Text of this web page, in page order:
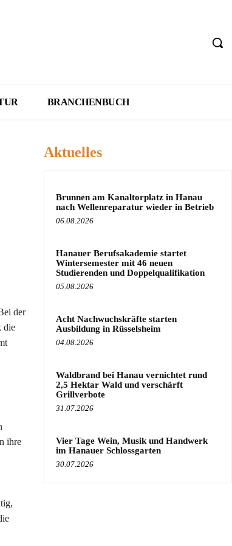
BRANCHENBUCH
der
die
ihre
Aktuelles
Brunnen am Kanaltorplatz in Hanau
nach Wellenreparatur wieder in Betrieb
06.08.2026
Hanauer Berufsakademie startet
Wintersemester mit 46 neuen
Studierenden und Doppelqualifikation
05.08.2026
Acht Nachwuchskräfte starten
Ausbildung in Rüsselsheim
04.08.2026
Waldbrand bei Hanau vernichtet rund
2,5 Hektar Wald und verschärft
Grillverbote
31.07.2026
Vier Tage Wein, Musik und Handwerk
im Hanauer Schlossgarten
30.07.2026